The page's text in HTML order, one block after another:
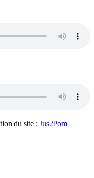
du site : Jus2Pom